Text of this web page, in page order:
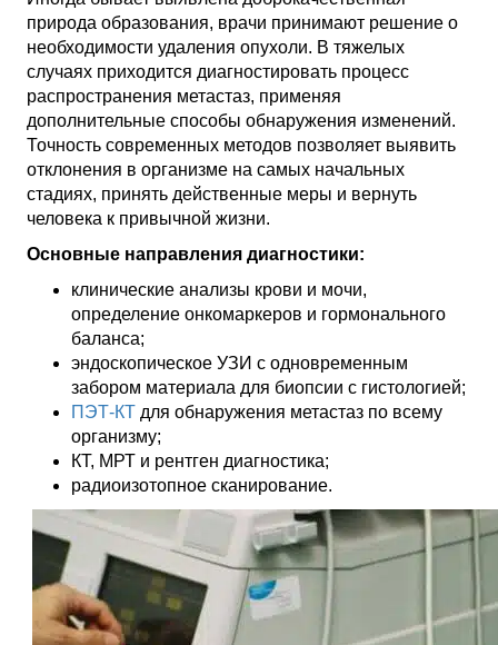
природа образования, врачи принимают решение о
необходимости удаления опухоли. В тяжелых
случаях приходится диагностировать процесс
распространения метастаз, применяя
дополнительные способы обнаружения изменений.
Точность современных методов позволяет выявить
отклонения в организме на самых начальных
стадиях, принять действенные меры и вернуть
человека к привычной жизни.
Основные направления диагностики:
клинические анализы крови и мочи,
определение онкомаркеров и гормонального
баланса;
эндоскопическое УЗИ с одновременным
забором материала для биопсии с гистологией;
ПЭТ-КТ для обнаружения метастаз по всему
организму;
КТ, МРТ и рентген диагностика;
радиоизотопное сканирование.